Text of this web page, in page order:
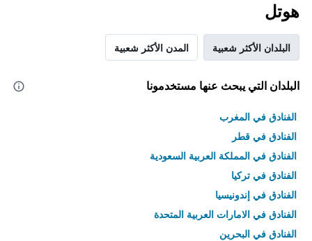
هوتل
البلدان الأكثر شعبية المدن الأكثر شعبية
البلدان التي يبحث عنها مستخدمونا
الفنادق في المغرب
الفنادق في قطر
الفنادق في المملكة العربية السعودية
الفنادق في تركيا
الفنادق في إندونيسيا
الفنادق في الامارات العربية المتحدة
الفنادق في البحرين